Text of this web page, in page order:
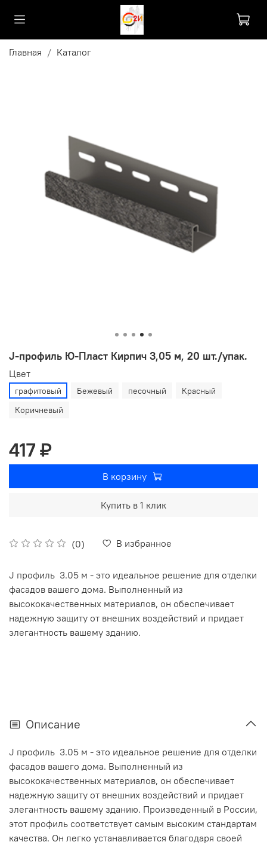
Главная Каталог
J-профиль Ю-Пласт Кирпич 3,05 м, 20 шт./упак.
(0) В избранное
Цвет
графитовый Бежевый песочный
Красный
Коричневый
417 ₽
В корзину
Купить в 1 клик
J профиль 3.05 м - это идеальное решение для отделки
фасадов вашего дома. Выполненный из
высококачественных материалов, он обеспечивает
надежную защиту от внешних воздействий и придает
элегантность вашему зданию.
Описание
J профиль 3.05 м - это идеальное решение для отделки
фасадов вашего дома. Выполненный из
высококачественных материалов, он обеспечивает
надежную защиту от внешних воздействий и придает
элегантность вашему зданию. Произведенный в России,
этот профиль соответствует самым высоким стандартам
качества. Он легко устанавливается благодаря своей